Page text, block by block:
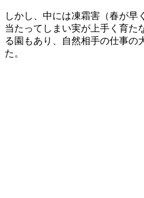
しかし、中には凍霜害（春が早
当たってしまい実が上手く育た
る園もあり、自然相手の仕事の
た。